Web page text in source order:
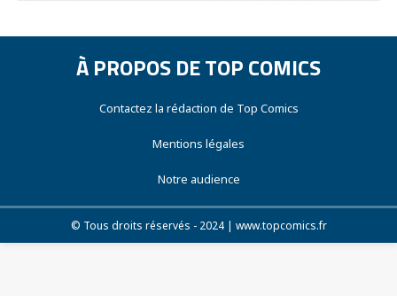
À PROPOS DE TOP COMICS
Contactez la rédaction de Top Comics
Mentions légales
Notre audience
© Tous droits réservés - 2024 | www.topcomics.fr